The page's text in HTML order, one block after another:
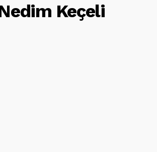
Keçeli